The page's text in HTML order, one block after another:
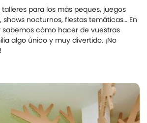
talleres para los más peques, juegos
nocturnos, fiestas temáticas… En
sabemos cómo hacer de vuestras
algo único y muy divertido. ¡No